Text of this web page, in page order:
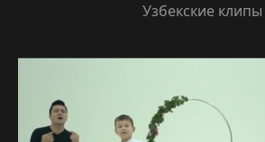
Узбекские клипы